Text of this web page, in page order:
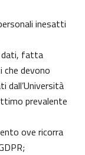
inesatti
dati, fatta
che devono
dall’Università
prevalente
ove ricorra